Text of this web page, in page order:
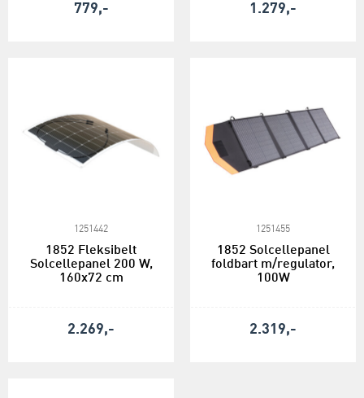
779,- 1.279,-
1251442
1852 Fleksibelt
Solcellepanel 200 W,
160x72 cm
2.269,-
1251455
1852 Solcellepanel
foldbart m/regulator,
100W
2.319,-